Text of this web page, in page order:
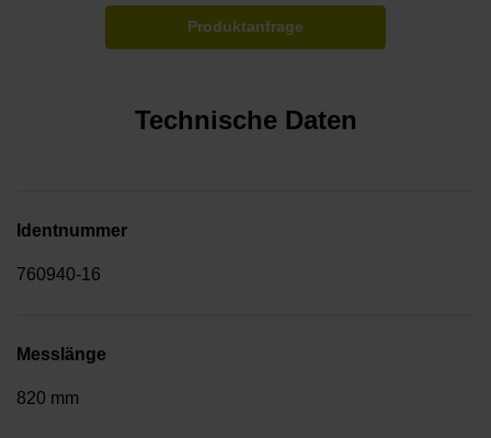
Produktanfrage
Technische Daten
Identnummer
760940-16
Messlänge
820 mm